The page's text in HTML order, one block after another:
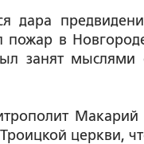
дара
пожар в
занят мыслями
Макарий
церкви,